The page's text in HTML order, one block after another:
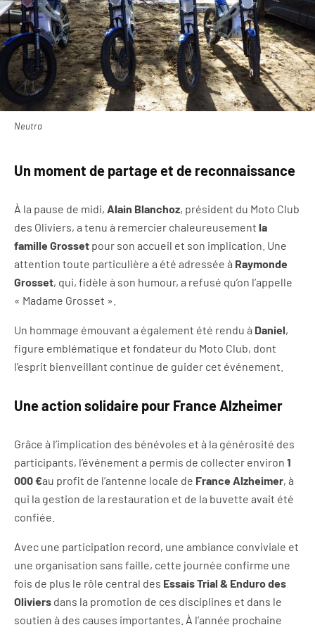
Neutra
Un moment de partage et de reconnaissance
À la pause de midi, Alain Blanchoz, président du Moto Club
des Oliviers, a tenu à remercier chaleureusement la
famille Grosset pour son accueil et son implication. Une
attention toute particulière a été adressée à Raymonde
Grosset, qui, fidèle à son humour, a refusé qu’on l’appelle
« Madame Grosset ».
Un hommage émouvant a également été rendu à Daniel,
figure emblématique et fondateur du Moto Club, dont
l’esprit bienveillant continue de guider cet événement.
Une action solidaire pour France Alzheimer
Grâce à l’implication des bénévoles et à la générosité des
participants, l’événement a permis de collecter environ 1
000 €au profit de l’antenne locale de France Alzheimer, à
qui la gestion de la restauration et de la buvette avait été
confiée.
Avec une participation record, une ambiance conviviale et
une organisation sans faille, cette journée confirme une
fois de plus le rôle central des Essais Trial & Enduro des
Oliviers dans la promotion de ces disciplines et dans le
soutien à des causes importantes. À l’année prochaine